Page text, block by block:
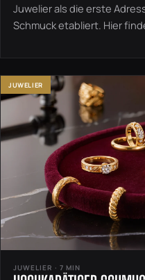
Juwelier als die erste
Schmuck etabliert. Hier
JUWELIER
JUWELIER · 7 MIN